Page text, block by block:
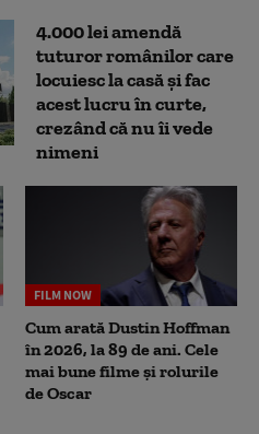
4.000 lei amendă
tuturor românilor care
locuiesc la casă și fac
acest lucru în curte,
crezând că nu îi vede
nimeni
FILM NOW
Cum arată Dustin Hoffman
în 2026, la 89 de ani. Cele
mai bune filme și rolurile
de Oscar